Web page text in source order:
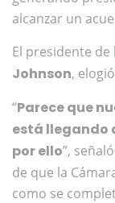
alcanzar un
El presidente de
Johnson,
“Parece que
está llegando
por ello”,
de que la
como se